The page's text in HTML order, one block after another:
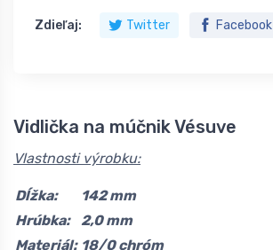
Zdieľaj: Twitter Facebook
Vidlička na múčnik Vésuve
Vlastnosti výrobku:
Dĺžka:
142 mm
Hrúbka:
2,0 mm
Materiál: 18/0 chróm